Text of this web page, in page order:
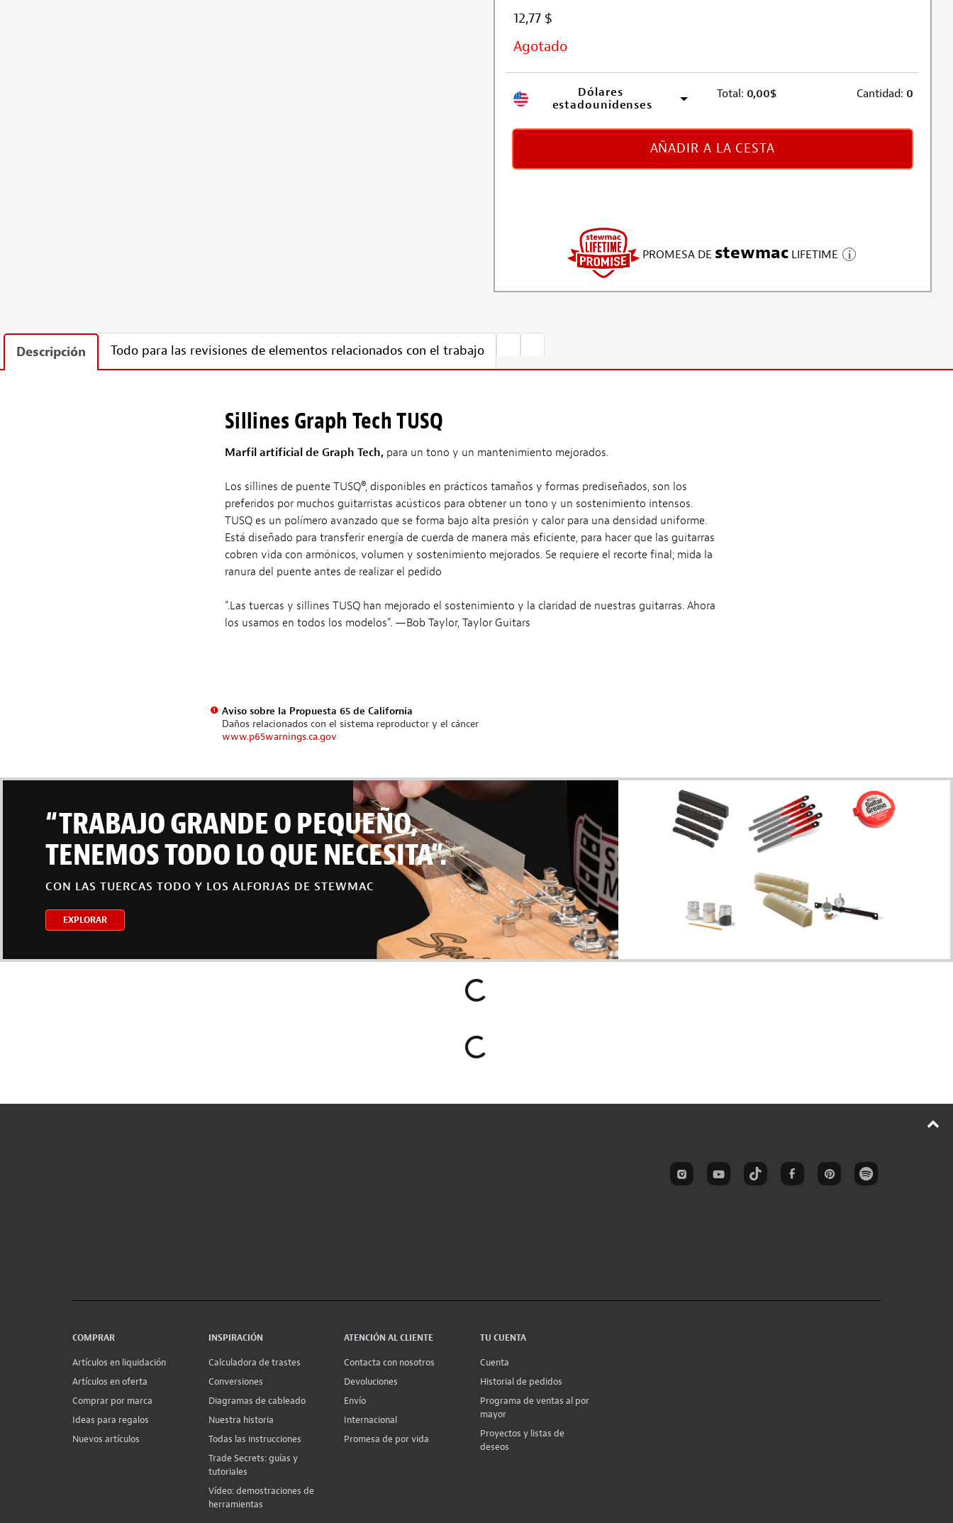
12,77 $
Agotado
Dólares
estadounidenses
Total: 0,00$ Cantidad: 0
AÑADIR A LA CESTA
PROMESA DE stewmac LIFETIME
Descripción Todo para las revisiones de elementos relacionados con el trabajo
Sillines Graph Tech TUSQ
Marfil artificial de Graph Tech, para un tono y un mantenimiento mejorados.
Los sillines de puente TUSQ®, disponibles en prácticos tamaños y formas prediseñados, son los
preferidos por muchos guitarristas acústicos para obtener un tono y un sostenimiento intensos.
TUSQ es un polímero avanzado que se forma bajo alta presión y calor para una densidad uniforme.
Está diseñado para transferir energía de cuerda de manera más eficiente, para hacer que las guitarras
cobren vida con armónicos, volumen y sostenimiento mejorados. Se requiere el recorte final; mida la
ranura del puente antes de realizar el pedido
".Las tuercas y sillines TUSQ han mejorado el sostenimiento y la claridad de nuestras guitarras. Ahora
los usamos en todos los modelos”. —Bob Taylor, Taylor Guitars
Aviso sobre la Propuesta 65 de California
Daños relacionados con el sistema reproductor y el cáncer
www.p65warnings.ca.gov
“TRABAJO GRANDE O PEQUEÑO,
TENEMOS TODO LO QUE NECESITA”.
CON LAS TUERCAS TODO Y LOS ALFORJAS DE STEWMAC
EXPLORAR
COMPRAR
Artículos en liquidación
Artículos en oferta
Comprar por marca
Ideas para regalos
Nuevos artículos
INSPIRACIÓN
Calculadora de trastes
Conversiones
Diagramas de cableado
Nuestra historia
Todas las instrucciones
Trade Secrets: guías y
tutoriales
Vídeo: demostraciones de
herramientas
ATENCIÓN AL CLIENTE
Contacta con nosotros
Devoluciones
Envío
Internacional
Promesa de por vida
TU CUENTA
Cuenta
Historial de pedidos
Programa de ventas al por
mayor
Proyectos y listas de
deseos